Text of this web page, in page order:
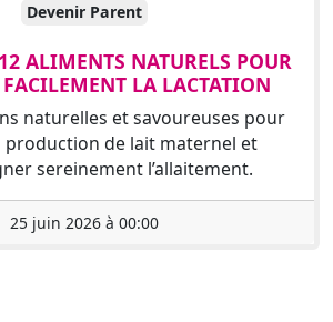
Devenir Parent
ALIMENTS NATURELS POUR
LA LACTATION
naturelles et savoureuses pour
production de lait maternel et
sereinement l’allaitement.
25 juin 2026 à 00:00